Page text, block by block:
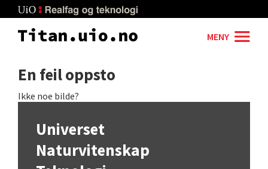
to
main
MENY
En feil oppsto
Ikke noe bilde?
Universet
Naturvitenskap